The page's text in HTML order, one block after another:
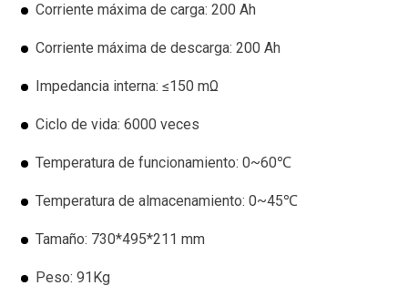
Corriente máxima de carga: 200 Ah
Corriente máxima de descarga: 200 Ah
Impedancia interna: ≤150 mΩ
Ciclo de vida: 6000 veces
Temperatura de funcionamiento: 0~60℃
Temperatura de almacenamiento: 0~45℃
Tamaño: 730*495*211 mm
Peso: 91Kg